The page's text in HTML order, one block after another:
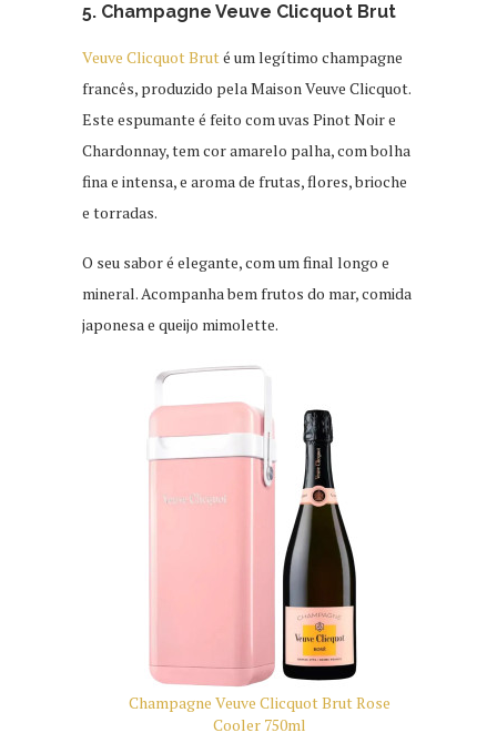
5. Champagne Veuve Clicquot Brut
Veuve Clicquot Bruté um legítimo champagne
francês, produzido pela Maison Veuve Clicquot.
Este espumante é feito com uvas Pinot Noir e
Chardonnay, tem cor amarelo palha, com bolha
fina e intensa, e aroma de frutas, flores, brioche
e torradas.
O seu sabor é elegante, com um final longo e
mineral. Acompanha bem frutos do mar, comida
japonesa e queijo mimolette.
Champagne Veuve Clicquot Brut Rose
Cooler 750ml